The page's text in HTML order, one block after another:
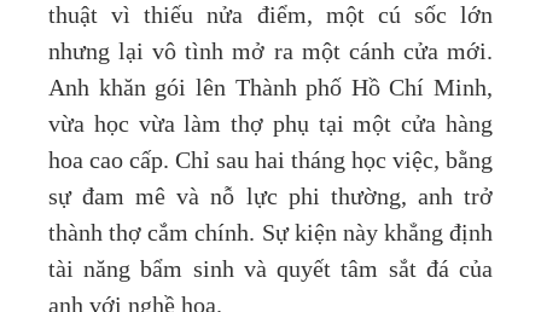
thuật vì thiếu nửa điểm, một cú sốc lớn
nhưng lại vô tình mở ra một cánh cửa mới.
Anh khăn gói lên Thành phố Hồ Chí Minh,
vừa học vừa làm thợ phụ tại một cửa hàng
hoa cao cấp. Chỉ sau hai tháng học việc, bằng
sự đam mê và nỗ lực phi thường, anh trở
thành thợ cắm chính. Sự kiện này khẳng định
tài năng bẩm sinh và quyết tâm sắt đá của
anh với nghề hoa.